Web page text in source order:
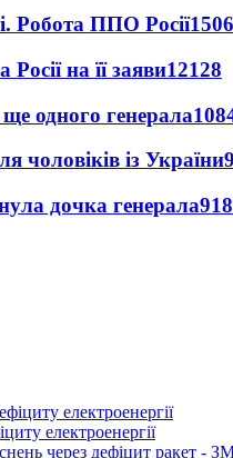
Робота ППО Росії
на її заяви12128
одного генерала
чоловіків із України
дочка генерала
електроенергії
через дефіцит ракет -